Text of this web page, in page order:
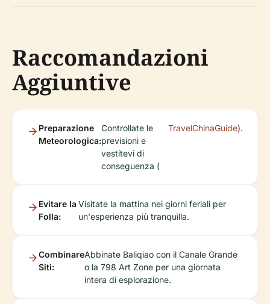
Raccomandazioni
Aggiuntive
Preparazione
Meteorologica:
Controllate le
previsioni e
vestitevi di
conseguenza (
TravelChinaGuide).
Evitare la
Folla:
Visitate la mattina nei giorni feriali per
un'esperienza più tranquilla.
Combinare
Siti:
Abbinate Baliqiao con il Canale Grande
o la 798 Art Zone per una giornata
intera di esplorazione.